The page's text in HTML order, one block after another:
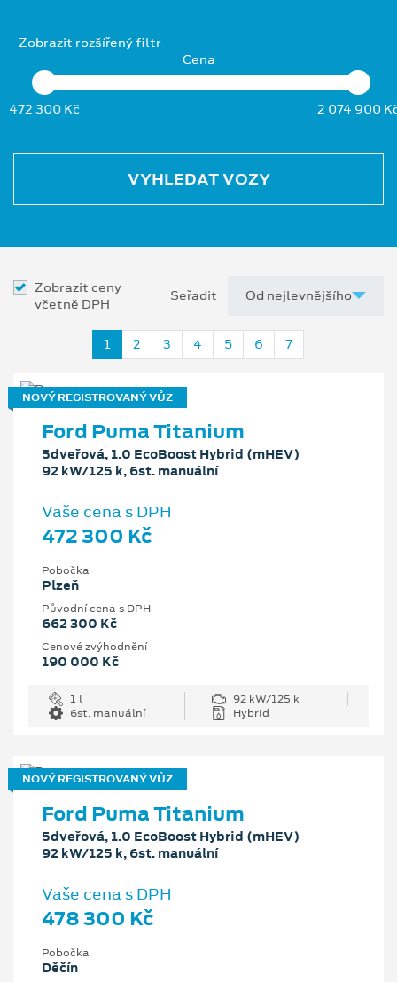
Zobrazit rozšířený filtr
Cena
472 300 Kč 2 074 900
VYHLEDAT VOZY
Zobrazit ceny
včetně DPH
Seřadit
1 2 3 4 5 6 7
NOVÝ REGISTROVANÝ VŮZ
Ford Puma Titanium
5dveřová, 1.0 EcoBoost Hybrid (mHEV)
92 kW/125 k, 6st. manuální
Vaše cena s DPH
472 300 Kč
Pobočka
Plzeň
Původní cena s DPH
662 300 Kč
Cenové zvýhodnění
190 000 Kč
1 l
92 kW/125 k
6st. manuální
Hybrid
NOVÝ REGISTROVANÝ VŮZ
Ford Puma Titanium
5dveřová, 1.0 EcoBoost Hybrid (mHEV)
92 kW/125 k, 6st. manuální
Vaše cena s DPH
478 300 Kč
Pobočka
Děčín